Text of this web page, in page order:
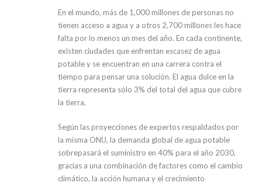
En el mundo, más de 1,000 millones de personas no
tienen acceso a agua y a otros 2,700 millones les hace
falta por lo menos un mes del año. En cada continente,
existen ciudades que enfrentan escasez de agua
potable y se encuentran en una carrera contra el
tiempo para pensar una solución. El agua dulce en la
tierra representa sólo 3% del total del agua que cubre
la tierra.
Según las proyecciones de expertos respaldados por
la misma ONU, la demanda global de agua potable
sobrepasará el suministro en 40% para el año 2030,
gracias a una combinación de factores como el cambio
climático, la acción humana y el crecimiento